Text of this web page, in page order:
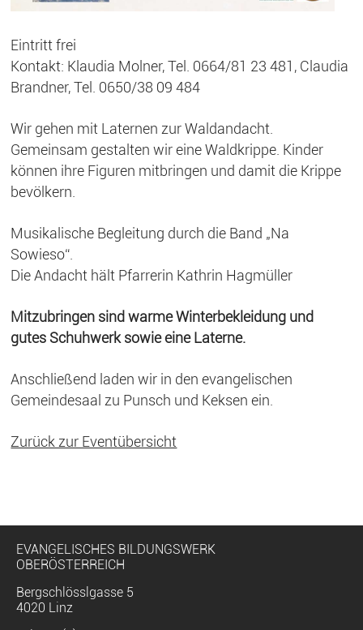
Eintritt frei
Kontakt: Klaudia Molner, Tel. 0664/81 23 481, Claudia
Brandner, Tel. 0650/38 09 484
Wir gehen mit Laternen zur Waldandacht.
Gemeinsam gestalten wir eine Waldkrippe. Kinder
können ihre Figuren mitbringen und damit die Krippe
bevölkern.
Musikalische Begleitung durch die Band „Na
Sowieso“.
Die Andacht hält Pfarrerin Kathrin Hagmüller
Mitzubringen sind warme Winterbekleidung und
gutes Schuhwerk sowie eine Laterne.
Anschließend laden wir in den evangelischen
Gemeindesaal zu Punsch und Keksen ein.
Zurück zur Eventübersicht
EVANGELISCHES BILDUNGSWERK
OBERÖSTERREICH
Bergschlösslgasse 5
4020 Linz